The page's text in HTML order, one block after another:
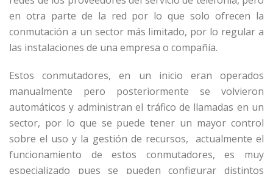
en otra parte de la red por lo que solo ofrecen la
conmutación a un sector más limitado, por lo regular a
las instalaciones de una empresa o compañía.
Estos conmutadores, en un inicio eran operados
manualmente pero posteriormente se volvieron
automáticos y administran el tráfico de llamadas en un
sector, por lo que se puede tener un mayor control
sobre el uso y la gestión de recursos, actualmente el
funcionamiento de estos conmutadores, es muy
especializado pues se pueden configurar distintos